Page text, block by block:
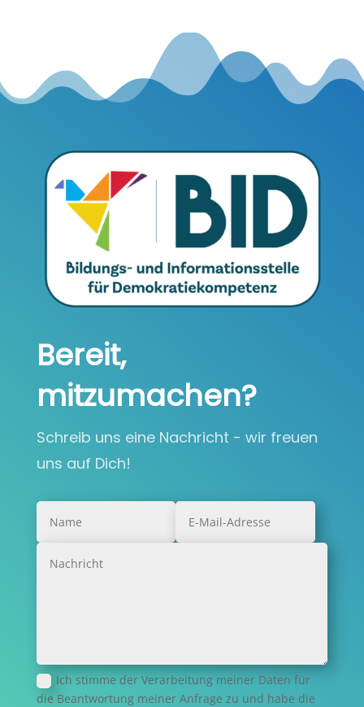
Bereit,
mitzumachen?
Schreib uns eine Nachricht - wir freuen
uns auf Dich!
Ich stimme der Verarbeitung meiner Daten für
die Beantwortung meiner Anfrage zu und habe die